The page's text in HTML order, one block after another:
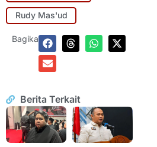
Rudy Mas'ud
Bagikan:
Berita Terkait